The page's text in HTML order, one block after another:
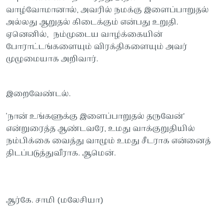
வாழ்வோமானால், அவரில் நமக்கு இளைப்பாறுதல்
அல்லது ஆறுதல் கிடைக்கும் என்பது உறுதி.
ஏனெனில், நம்முடைய வாழ்க்கையின்
போராட்டங்களையும் விரக்திகளையும் அவர்
முழுமையாக அறிவார்.
இறைவேண்டல்.
‘நான் உங்களுக்கு இளைப்பாறுதல் தருவேன்’
என்றுரைத்த ஆண்டவரே, உமது வாக்குறுதியில்
நம்பிக்கை வைத்து வாழும் உமது சீடராக என்னைத்
திடப்படுத்துவீராக. ஆமென்.
ஆர்கே. சாமி (மலேசியா)